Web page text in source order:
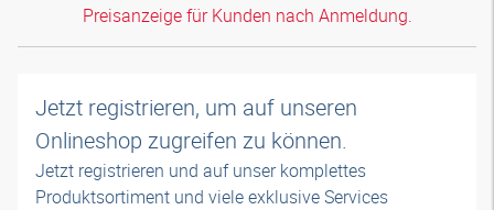
Preisanzeige für Kunden nach Anmeldung.
Jetzt registrieren, um auf unseren
Onlineshop zugreifen zu können.
Jetzt registrieren und auf unser komplettes
Produktsortiment und viele exklusive Services